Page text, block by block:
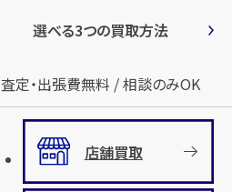
選べる3つの買取方法
査定・出張費無料 / 相談のみOK
店舗買取